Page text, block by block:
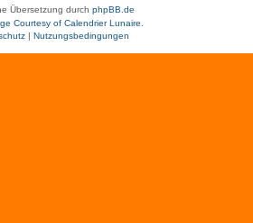
Übersetzung durch phpBB.de
Courtesy of Calendrier Lunaire.
| Nutzungsbedingungen